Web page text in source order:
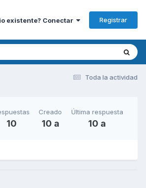
existente? Conectar Registrar
Toda la actividad
10
Creado
10 a
Última respuesta
10 a